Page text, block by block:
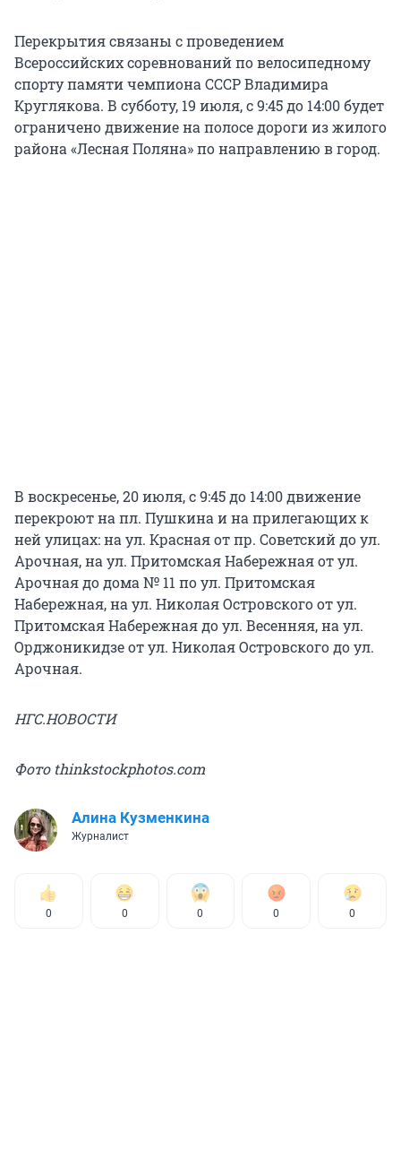
Перекрытия связаны с проведением
Всероссийских соревнований по велосипедному
спорту памяти чемпиона СССР Владимира
Круглякова. В субботу, 19 июля, с 9:45 до 14:00 будет
ограничено движение на полосе дороги из жилого
района «Лесная Поляна» по направлению в город.
В воскресенье, 20 июля, с 9:45 до 14:00 движение
перекроют на пл. Пушкина и на прилегающих к
ней улицах: на ул. Красная от пр. Советский до ул.
Арочная, на ул. Притомская Набережная от ул.
Арочная до дома № 11 по ул. Притомская
Набережная, на ул. Николая Островского от ул.
Притомская Набережная до ул. Весенняя, на ул.
Орджоникидзе от ул. Николая Островского до ул.
Арочная.
НГС.НОВОСТИ
Фото thinkstockphotos.com
Алина Кузменкина
Журналист
0 0 0 0 0